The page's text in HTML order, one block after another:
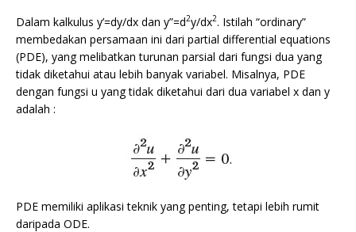
Dalam kalkulus y’=dy/dx dan y”=d2y/dx2. Istilah “ordinary”
membedakan persamaan ini dari partial differential equations
(PDE), yang melibatkan turunan parsial dari fungsi dua yang
tidak diketahui atau lebih banyak variabel. Misalnya, PDE
dengan fungsi u yang tidak diketahui dari dua variabel x dan y
adalah :
PDE memiliki aplikasi teknik yang penting, tetapi lebih rumit
daripada ODE.